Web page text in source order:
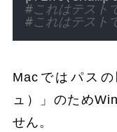
#これはテスト
#これはテスト
Macではパス
ュ）」のため
せん。